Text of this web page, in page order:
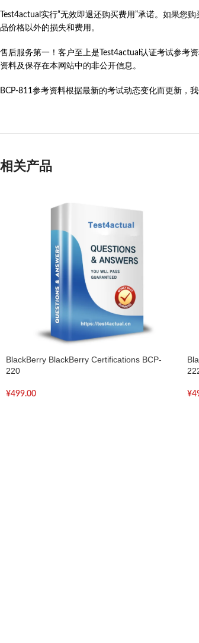
Test4actual实行“无效即退还购买费用”承诺。如果
品价格以外的损失和费用。
售后服务第一！客户至上是Test4actual认证考试参考
资料及保存在本网站中的非公开信息。
BCP-811参考资料根据最新的考试动态变化而更新，
相关产品
BlackBerry BlackBerry Certifications BCP-
220
¥499.00 ¥